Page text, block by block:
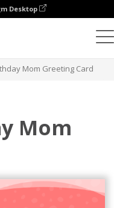
Desktop
Mom Greeting Card
Mom